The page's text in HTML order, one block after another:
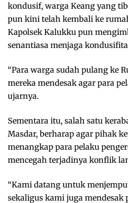
kondusif, warga Keang yang
pun kini telah kembali ke
Kapolsek Kalukku pun
senantiasa menjaga
“Para warga sudah pulang ke
mereka mendesak agar para
ujarnya.
Sementara itu, salah satu
Masdar, berharap agar pihak
menangkap para pelaku
mencegah terjadinya konflik
“Kami datang untuk
sekaligus kami juga mendesak